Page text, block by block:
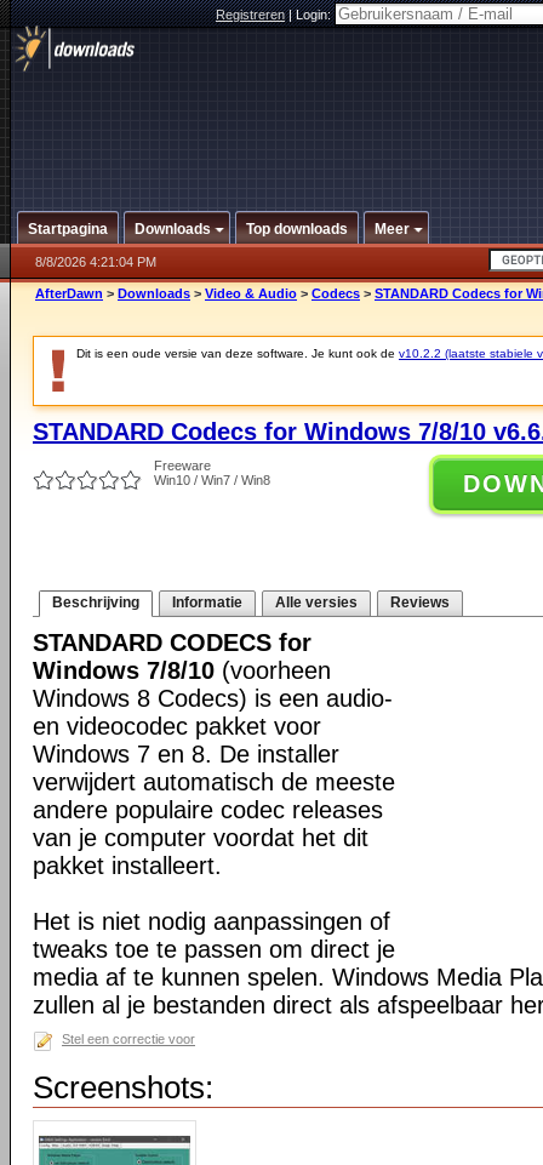
Registreren|Login:
Startpagina Downloads Top downloads Meer
8/8/2026 4:21:04 PM
AfterDawn > Downloads > Video & Audio > Codecs > STANDARD Codecs for
Dit is een oude versie van deze software. Je kunt ook de v10.2.2 (laatste stabiele
STANDARD Codecs for Windows 7/8/10
Freeware
Win10 / Win7 / Win8
Beschrijving Informatie Alle versies Reviews
STANDARD CODECS for
Windows 7/8/10 (voorheen
Windows 8 Codecs) is een audio-
en videocodec pakket voor
Windows 7 en 8. De installer
verwijdert automatisch de meeste
andere populaire codec releases
van je computer voordat het dit
pakket installeert.
Het is niet nodig aanpassingen of
tweaks toe te passen om direct je
media af te kunnen spelen. Windows Media
zullen al je bestanden direct als afspeelbaar
Stel een correctie voor
Screenshots: